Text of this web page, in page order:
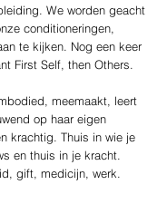
We worden geacht
conditioneringen,
te kijken. Nog een keer
First Self, then Others.
meemaakt, leert
op haar eigen
krachtig. Thuis in wie je
en thuis in je kracht.
gift, medicijn, werk.